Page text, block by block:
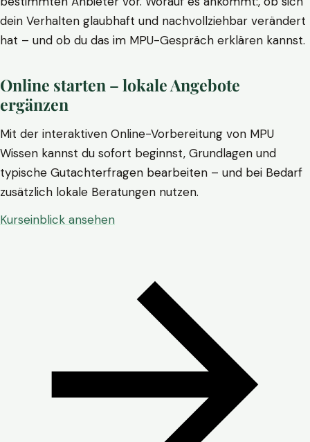
dein Verhalten glaubhaft und nachvollziehbar verändert
hat – und ob du das im MPU-Gespräch erklären kannst.
Online starten – lokale Angebote
ergänzen
Mit der interaktiven Online-Vorbereitung von MPU
Wissen kannst du sofort beginnst, Grundlagen und
typische Gutachterfragen bearbeiten – und bei Bedarf
zusätzlich lokale Beratungen nutzen.
Kurseinblick ansehen